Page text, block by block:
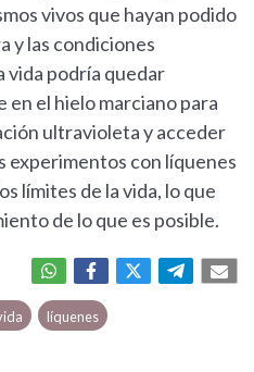
vivos que hayan podido
y las condiciones
vida podría quedar
el hielo marciano para
ultravioleta y acceder
experimentos con líquenes
límites de la vida, lo que
de lo que es posible.
líquenes